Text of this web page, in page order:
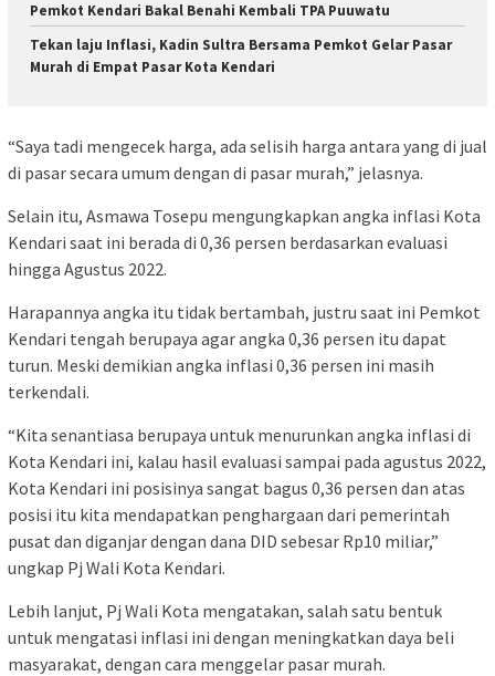
Pemkot Kendari Bakal Benahi Kembali TPA Puuwatu
Tekan laju Inflasi, Kadin Sultra Bersama Pemkot Gelar Pasar
Murah di Empat Pasar Kota Kendari
“Saya tadi mengecek harga, ada selisih harga antara yang di jual
di pasar secara umum dengan di pasar murah,” jelasnya.
Selain itu, Asmawa Tosepu mengungkapkan angka inflasi Kota
Kendari saat ini berada di 0,36 persen berdasarkan evaluasi
hingga Agustus 2022.
Harapannya angka itu tidak bertambah, justru saat ini Pemkot
Kendari tengah berupaya agar angka 0,36 persen itu dapat
turun. Meski demikian angka inflasi 0,36 persen ini masih
terkendali.
“Kita senantiasa berupaya untuk menurunkan angka inflasi di
Kota Kendari ini, kalau hasil evaluasi sampai pada agustus 2022,
Kota Kendari ini posisinya sangat bagus 0,36 persen dan atas
posisi itu kita mendapatkan penghargaan dari pemerintah
pusat dan diganjar dengan dana DID sebesar Rp10 miliar,”
ungkap Pj Wali Kota Kendari.
Lebih lanjut, Pj Wali Kota mengatakan, salah satu bentuk
untuk mengatasi inflasi ini dengan meningkatkan daya beli
masyarakat, dengan cara menggelar pasar murah.